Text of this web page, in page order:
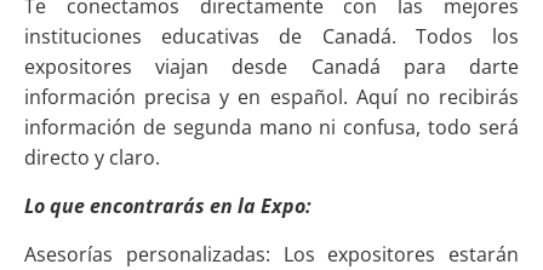
Te conectamos directamente con las mejores
instituciones educativas de Canadá. Todos los
expositores viajan desde Canadá para darte
información precisa y en español. Aquí no recibirás
información de segunda mano ni confusa, todo será
directo y claro.
Lo que encontrarás en la Expo:
Asesorías personalizadas: Los expositores estarán